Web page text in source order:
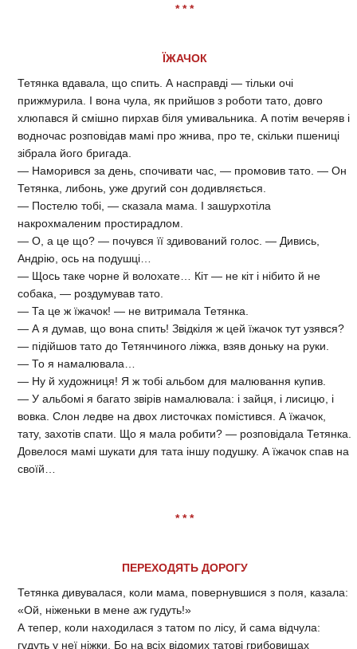
* * *
ЇЖАЧОК
Тетянка вдавала, що спить. А насправді — тільки очі
прижмурила. І вона чула, як прийшов з роботи тато, довго
хлюпався й смішно пирхав біля умивальника. А потім вечеряв і
водночас розповідав мамі про жнива, про те, скільки пшениці
зібрала його бригада.
— Наморився за день, спочивати час, — промовив тато. — Он
Тетянка, либонь, уже другий сон додивляється.
— Постелю тобі, — сказала мама. І зашурхотіла
накрохмаленим простирадлом.
— О, а це що? — почувся її здивований голос. — Дивись,
Андрію, ось на подушці…
— Щось таке чорне й волохате… Кіт — не кіт і нібито й не
собака, — роздумував тато.
— Та це ж їжачок! — не витримала Тетянка.
— А я думав, що вона спить! Звідкіля ж цей їжачок тут узявся?
— підійшов тато до Тетянчиного ліжка, взяв доньку на руки.
— То я намалювала…
— Ну й художниця! Я ж тобі альбом для малювання купив.
— У альбомі я багато звірів намалювала: і зайця, і лисицю, і
вовка. Слон ледве на двох листочках помістився. А їжачок,
тату, захотів спати. Що я мала робити? — розповідала Тетянка.
Довелося мамі шукати для тата іншу подушку. А їжачок спав на
своїй…
* * *
ПЕРЕХОДЯТЬ ДОРОГУ
Тетянка дивувалася, коли мама, повернувшися з поля, казала:
«Ой, ніженьки в мене аж гудуть!»
А тепер, коли находилася з татом по лісу, й сама відчула:
гудуть у неї ніжки. Бо на всіх відомих татові грибовищах